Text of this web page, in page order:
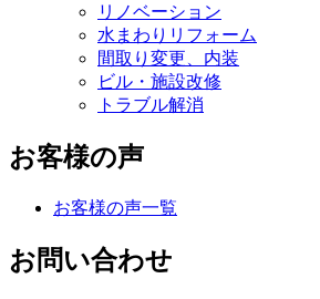
リノベーション
水まわりリフォーム
間取り変更、内装
ビル・施設改修
トラブル解消
お客様の声
お客様の声一覧
お問い合わせ